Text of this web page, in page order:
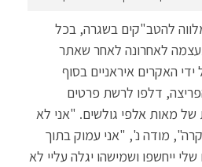
להטב"קים בשגרה, בכל
לאחרונה לאחר שאתר
האקרים איראניים בסוף
דלפו לרשת פרטים
של מאות אלפי גולשים. "אני לא
מודה נ', "אני עמוק בתוך
ייחשפו ושמישהו יגלה עליי לא